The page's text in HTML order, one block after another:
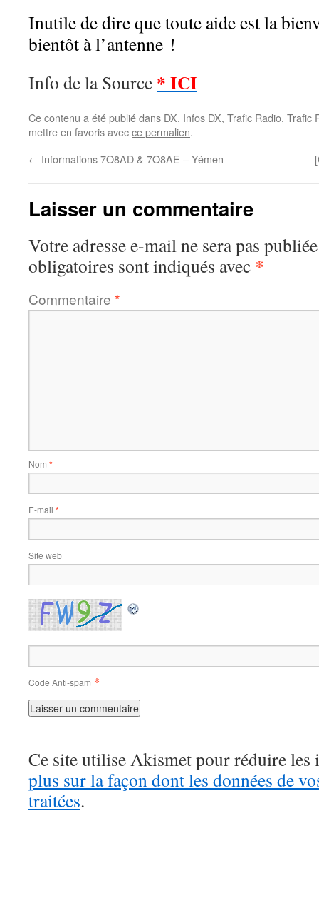
Inutile de dire que toute aide est la
bientôt à l’antenne !
Info de la Source * ICI
Ce contenu a été publié dans DX, Infos DX, Trafic Radio, Trafic
mettre en favoris avecce permalien.
← Informations 7O8AD & 7O8AE – Yémen
Laisser un commentaire
Votre adresse e-mail ne sera pas
obligatoires sont indiqués avec *
Commentaire *
Nom *
E-mail *
Site web
Code Anti-spam *
Ce site utilise Akismet pour réduire les
plus sur la façon dont les données de
traitées.